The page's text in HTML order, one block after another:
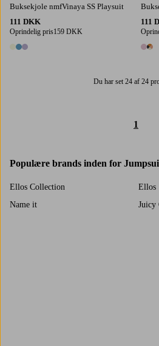
Buksekjole nmfVinaya SS Playsuit
111 DKK
Oprindelig pris159 DKK
3 farver
111
2
Du har set 24 af 24
1
Populære brands inden for
Ellos Collection
Ellos
Name it
Juicy